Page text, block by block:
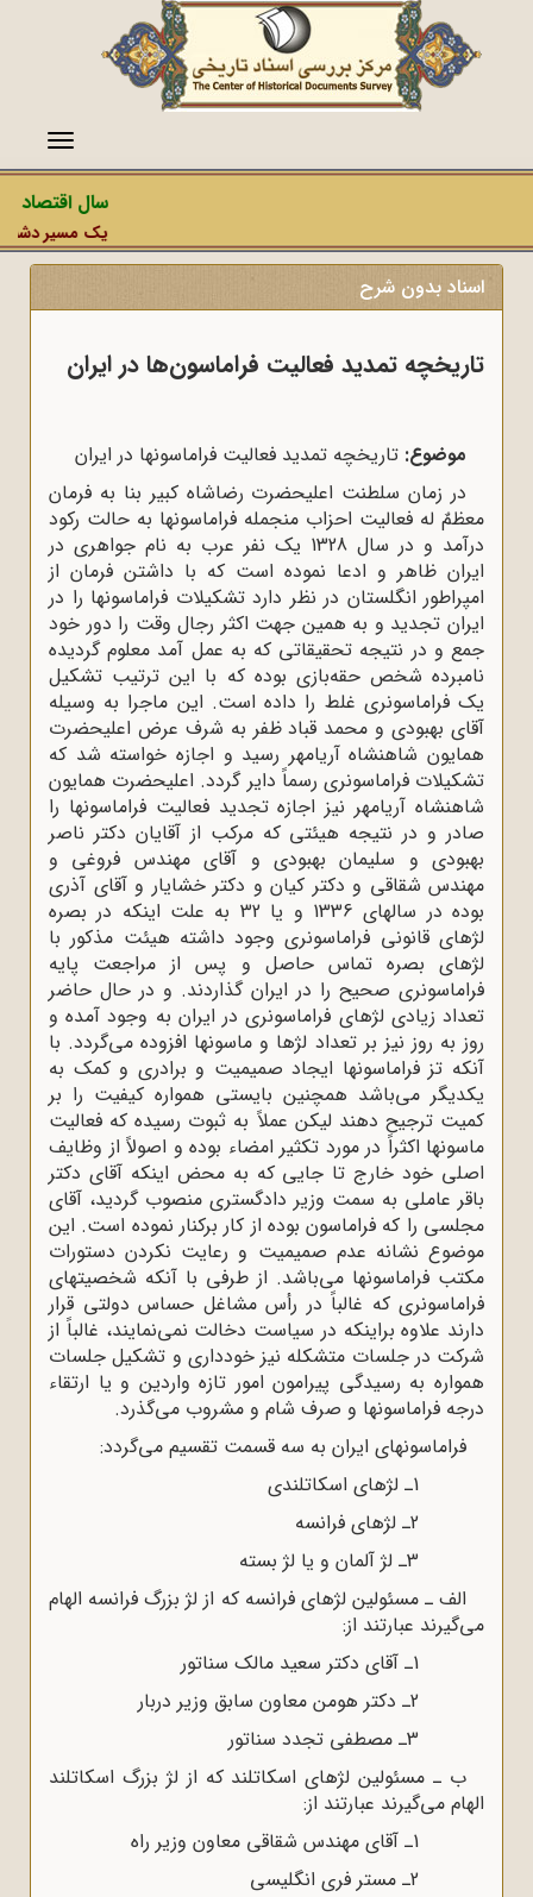
منو
سال اقتصاد
یک مسیر
اسناد بدون شرح
تاریخچه تمدید فعالیت فراماسون‌ها در ایران
موضوع: تاریخچه تمدید فعالیت فراماسونها در ایران
در زمان سلطنت اعلیحضرت رضاشاه کبیر بنا به فرمان
معظمٌ ‌له فعالیت احزاب منجمله فراماسونها به حالت رکود
درآمد و در سال 1328 یک نفر عرب به نام جواهرى در
ایران ظاهر و ادعا نموده است که با داشتن فرمان از
امپراطور انگلستان در نظر دارد تشکیلات فراماسونها را در
ایران تجدید و به همین جهت اکثر رجال وقت را دور خود
جمع و در نتیجه تحقیقاتى که به عمل آمد معلوم گردیده
نامبرده شخص حقه‌بازى بوده که با این ترتیب تشکیل
یک فراماسونرى غلط را داده است. این ماجرا به وسیله
آقاى بهبودى و محمد قباد ظفر به شرف عرض اعلیحضرت
همایون شاهنشاه آریامهر رسید و اجازه خواسته شد که
تشکیلات فراماسونرى رسماً دایر گردد. اعلیحضرت همایون
شاهنشاه آریامهر نیز اجازه تجدید فعالیت فراماسونها را
صادر و در نتیجه هیئتى که مرکب از آقایان دکتر ناصر
بهبودى و سلیمان بهبودى و آقاى مهندس فروغى و
مهندس شقاقى و دکتر کیان و دکتر خشایار و آقاى آذرى
بوده در سالهاى 1336 و یا 32 به علت اینکه در بصره
لژهاى قانونى فراماسونرى وجود داشته هیئت مذکور با
لژهاى بصره تماس حاصل و پس از مراجعت پایه
فراماسونرى صحیح را در ایران گذاردند. و در حال حاضر
تعداد زیادى لژهاى فراماسونرى در ایران به وجود آمده و
روز به روز نیز بر تعداد لژها و ماسونها افزوده مى‌گردد. با
آنکه تز فراماسونها ایجاد صمیمیت و برادرى و کمک به
یکدیگر مى‌باشد همچنین بایستى همواره کیفیت را بر
کمیت ترجیح دهند لیکن عملاً به ثبوت رسیده که فعالیت
ماسونها اکثراً در مورد تکثیر امضاء بوده و اصولاً از وظایف
اصلى خود خارج تا جایى که به محض اینکه آقاى دکتر
باقر عاملى به سمت وزیر دادگسترى منصوب گردید، آقاى
مجلسى را که فراماسون بوده از کار برکنار نموده است. این
موضوع نشانه عدم صمیمیت و رعایت نکردن دستورات
مکتب فراماسونها مى‌باشد. از طرفى با آنکه شخصیتهاى
فراماسونرى که غالباً در رأس مشاغل حساس دولتى قرار
دارند علاوه براینکه در سیاست دخالت نمى‌نمایند، غالباً از
شرکت در جلسات متشکله نیز خوددارى و تشکیل جلسات
همواره به رسیدگى پیرامون امور تازه واردین و یا ارتقاء
درجه فراماسونها و صرف شام و مشروب مى‌گذرد.
فراماسونهاى ایران به سه قسمت تقسیم مى‌گردد:
1ـ لژهاى اسکاتلندى
2ـ لژهاى فرانسه
3ـ لژ آلمان و یا لژ بسته
الف ـ مسئولین لژهاى فرانسه که از لژ بزرگ فرانسه الهام
مى‌گیرند عبارتند از:
1ـ آقاى دکتر سعید مالک سناتور
2ـ دکتر هومن معاون سابق وزیر دربار
3ـ مصطفى تجدد سناتور
ب ـ مسئولین لژهاى اسکاتلند که از لژ بزرگ اسکاتلند
الهام مى‌گیرند عبارتند از:
1ـ آقاى مهندس شقاقى معاون وزیر راه
2ـ مستر فرى انگلیسى